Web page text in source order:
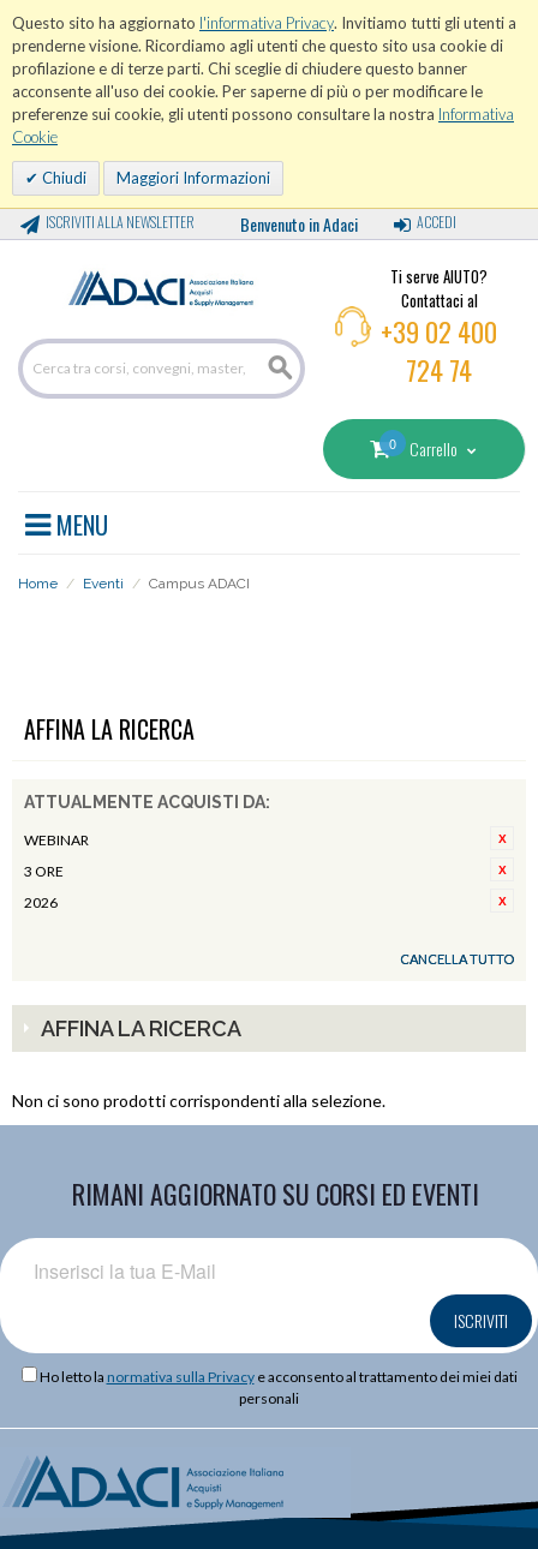
Questo sito ha aggiornato l'informativa Privacy. Invitiamo tutti gli utenti a
prenderne visione. Ricordiamo agli utenti che questo sito usa cookie di
profilazione e di terze parti. Chi sceglie di chiudere questo banner
acconsente all'uso dei cookie. Per saperne di più o per modificare le
preferenze sui cookie, gli utenti possono consultare la nostra Informativa
Cookie
Chiudi Maggiori Informazioni
ISCRIVITI ALLA NEWSLETTER Benvenuto in Adaci ACCEDI
Ti serve AIUTO?
Contattaci al
+39 02 400
724 74
0 Carrello
MENU
Home / Eventi / Campus ADACI
AFFINA LA RICERCA
ATTUALMENTE ACQUISTI DA:
WEBINAR
3 ORE
2026
CANCELLA TUTTO
AFFINA LA RICERCA
Non ci sono prodotti corrispondenti alla selezione.
RIMANI AGGIORNATO SU CORSI ED EVENTI
ISCRIVITI
Ho letto la normativa sulla Privacye acconsento al trattamento dei miei dati
personali